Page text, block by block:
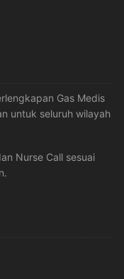
Gas Medis
untuk seluruh wilayah
Nurse Call sesuai